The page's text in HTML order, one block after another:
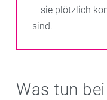
– sie plötzlich
sind.
Was tun